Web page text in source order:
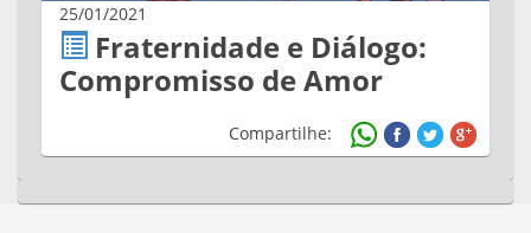
25/01/2021
Fraternidade e Diálogo:
Compromisso de Amor
Compartilhe: